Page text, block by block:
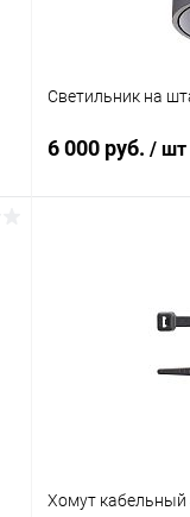
Светильник на
6 000 руб. / шт
Купить в 1 клик
Хомут кабельный